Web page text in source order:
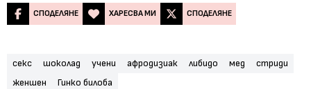
СПОДЕЛЯНЕ ХАРЕСВА МИ СПОДЕЛЯНЕ
секс шоколад учени афродизиак либидо мед
стриди
женшен
Гинко билоба